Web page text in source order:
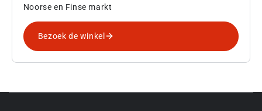
Noorse en Finse markt
Bezoek de winkel